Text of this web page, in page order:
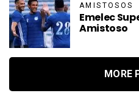
AMISTOSOS
Emelec
Amistoso
MORE